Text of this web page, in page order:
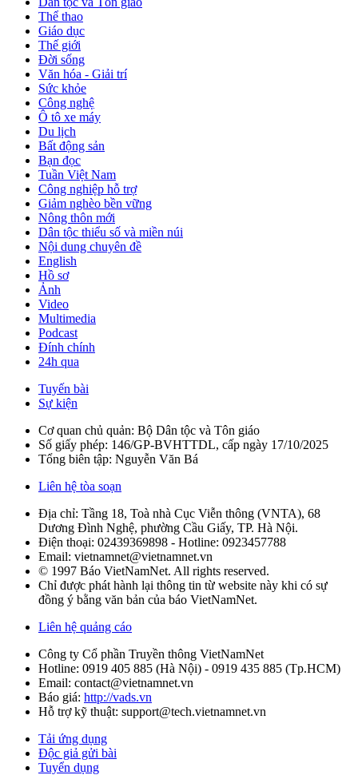
Thể thao
Giáo dục
Thế giới
Đời sống
Văn hóa - Giải trí
Sức khỏe
Công nghệ
Ô tô xe máy
Du lịch
Bất động sản
Bạn đọc
Tuần Việt Nam
Công nghiệp hỗ trợ
Giảm nghèo bền vững
Nông thôn mới
Dân tộc thiểu số và miền núi
Nội dung chuyên đề
English
Hồ sơ
Ảnh
Video
Multimedia
Podcast
Đính chính
24h qua
Tuyến bài
Sự kiện
Cơ quan chủ quản: Bộ Dân tộc và Tôn giáo
Số giấy phép: 146/GP-BVHTTDL, cấp ngày 17/10/2025
Tổng biên tập: Nguyễn Văn Bá
Liên hệ tòa soạn
Địa chỉ: Tầng 18, Toà nhà Cục Viễn thông (VNTA), 68
Dương Đình Nghệ, phường Cầu Giấy, TP. Hà Nội.
Điện thoại: 02439369898 - Hotline: 0923457788
Email: vietnamnet@vietnamnet.vn
© 1997 Báo VietNamNet. All rights reserved.
Chỉ được phát hành lại thông tin từ website này khi có sự
đồng ý bằng văn bản của báo VietNamNet.
Liên hệ quảng cáo
Công ty Cổ phần Truyền thông VietNamNet
Hotline: 0919 405 885 (Hà Nội) - 0919 435 885 (Tp.HCM)
Email: contact@vietnamnet.vn
Báo giá: http://vads.vn
Hỗ trợ kỹ thuật: support@tech.vietnamnet.vn
Tải ứng dụng
Độc giả gửi bài
Tuyển dụng